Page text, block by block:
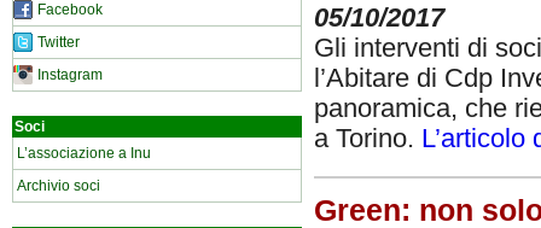
Facebook
Twitter
Instagram
Soci
L’associazione a Inu
Archivio soci
05/10/2017
Gli interventi di
l’Abitare di Cdp
panoramica, che
a Torino.
Green: non